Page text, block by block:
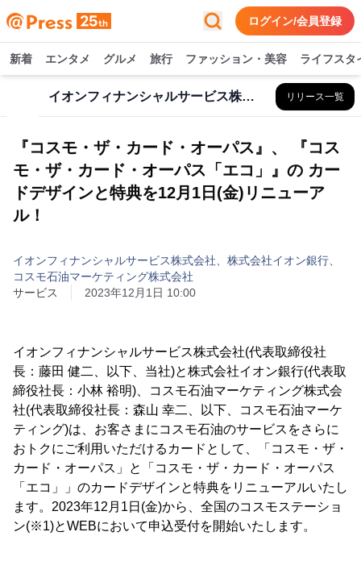
ログイン/会員登録
新着 エンタメ グルメ 旅行 ファッション・美容 ライフスタ
イオンフィナンシャルサービス株式会社、株式会社イオン銀行、コスモ石油マーケティング株式会社 リリース一覧
『コスモ・ザ・カード・オーパス』、 『コス
モ・ザ・カード・オーパス「エコ」』の カー
ドデザインと特典を12月1日(金)リニューア
ル！
イオンフィナンシャルサービス株式会社、株式会社イオン銀行、
コスモ石油マーケティング株式会社
サービス
2023年12月1日 10:00
イオンフィナンシャルサービス株式会社(代表取締役社
長：藤田 健二、以下、当社)と株式会社イオン銀行(代表取
締役社長：小林 裕明)、コスモ石油マーケティング株式会
社(代表取締役社長：森山 幸二、以下、コスモ石油マーケ
ティング)は、お客さまにコスモ石油のサービスをさらに
おトクにご利用いただけるカードとして、「コスモ・ザ・
カード・オーパス」と「コスモ・ザ・カード・オーパス
「エコ」」のカードデザインと特典をリニューアルいたし
ます。2023年12月1日(金)から、全国のコスモステーショ
ン(※1)とWEBにおいて申込受付を開始いたします。